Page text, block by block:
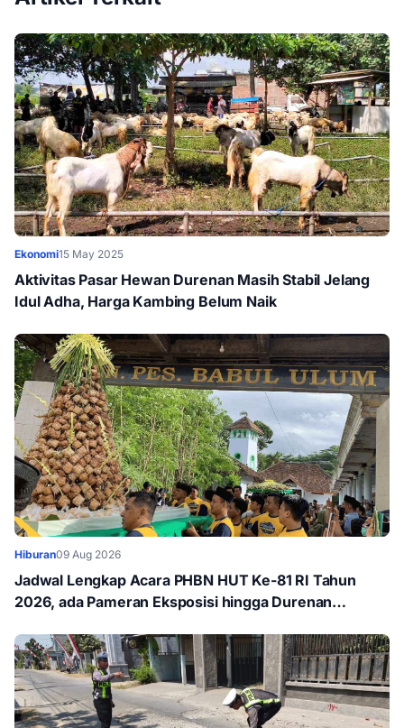
Ekonomi15 May 2025
Aktivitas Pasar Hewan Durenan Masih Stabil Jelang
Idul Adha, Harga Kambing Belum Naik
Hiburan09 Aug 2026
Jadwal Lengkap Acara PHBN HUT Ke-81 RI Tahun
2026, ada Pameran Eksposisi hingga Durenan